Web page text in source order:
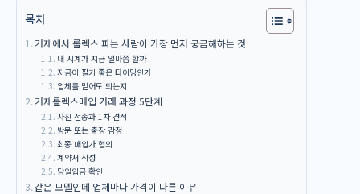
목차
거제에서 롤렉스 파는 사람이 가장 먼저 궁금해하는 것
내 시계가 지금 얼마쯤 할까
지금이 팔기 좋은 타이밍인가
업체를 믿어도 되는지
거제롤렉스매입 거래 과정 5단계
사진 전송과 1차 견적
방문 또는 출장 감정
최종 매입가 협의
계약서 작성
당일입금 확인
같은 모델인데 업체마다 가격이 다른 이유